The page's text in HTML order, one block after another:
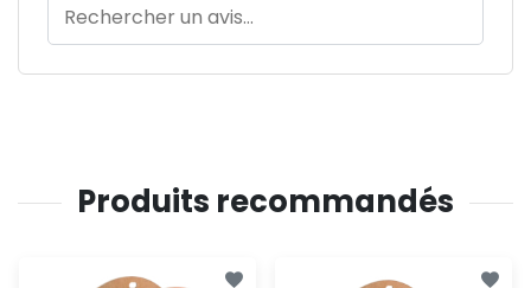
Produits recommandés